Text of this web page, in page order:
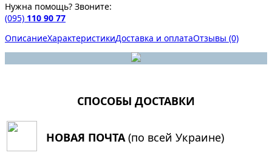
Нужна помощь? Звоните:
(095) 110 90 77
ОписаниеХарактеристикиДоставка и оплатаОтзывы (0)
СПОСОБЫ ДОСТАВКИ
НОВАЯ ПОЧТА(по всей Украине)